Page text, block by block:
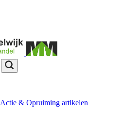
Actie & Opruiming artikelen